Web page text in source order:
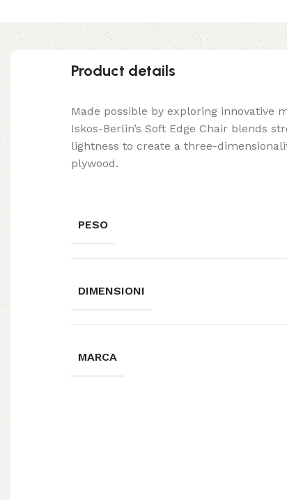
Product details
Made possible by exploring innovative
Iskos-Berlin’s Soft Edge Chair blends
lightness to create a three-
plywood.
PESO
DIMENSIONI
MARCA